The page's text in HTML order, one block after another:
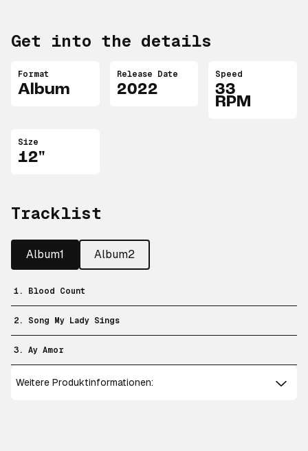
Get into the details
Format
Album
Release Date
2022
Speed
33
RPM
Size
12"
Tracklist
Album1 Album2
1. Blood Count
2. Song My Lady Sings
3. Ay Amor
Weitere Produktinformationen: